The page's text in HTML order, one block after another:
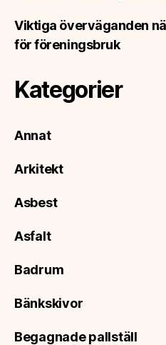
Viktiga överväganden
för föreningsbruk
Kategorier
Annat
Arkitekt
Asbest
Asfalt
Badrum
Bänkskivor
Begagnade pallställ